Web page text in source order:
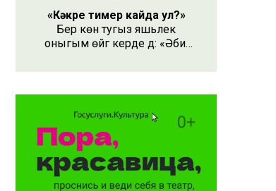
«Кәкре тимер кайда ул?»
Бер көн тугыз яшьлек
оныгым өйгә керде дә: «Әби,
ул?» – дип сорады.